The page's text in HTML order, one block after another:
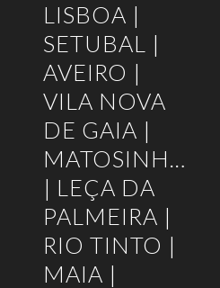
LISBOA |
SETUBAL |
AVEIRO |
VILA NOVA
DE GAIA |
MATOSINHOS
| LEÇA DA
PALMEIRA |
RIO TINTO |
MAIA |